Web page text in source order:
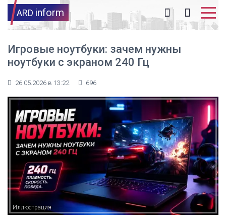
ARD inform
Игровые ноутбуки: зачем нужны
ноутбуки с экраном 240 Гц
26.05.2026 в 13:22 696
Иллюстрация